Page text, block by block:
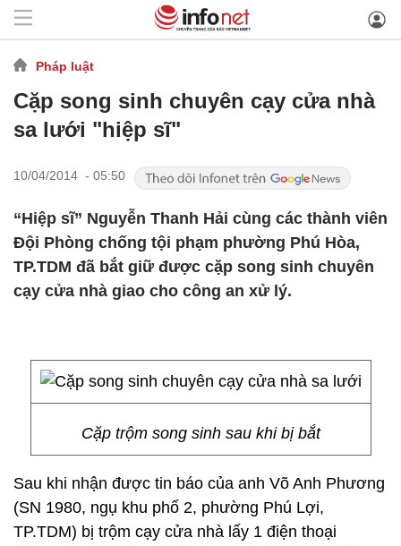
Pháp luật
Cặp song sinh chuyên cạy cửa nhà
sa lưới "hiệp sĩ"
10/04/2014 - 05:50
“Hiệp sĩ” Nguyễn Thanh Hải cùng các thành viên
Đội Phòng chống tội phạm phường Phú Hòa,
TP.TDM đã bắt giữ được cặp song sinh chuyên
cạy cửa nhà giao cho công an xử lý.
Cặp trộm song sinh sau khi bị bắt
Sau khi nhận được tin báo của anh Võ Anh Phương
(SN 1980, ngụ khu phố 2, phường Phú Lợi,
TP.TDM) bị trộm cạy cửa nhà lấy 1 điện thoại